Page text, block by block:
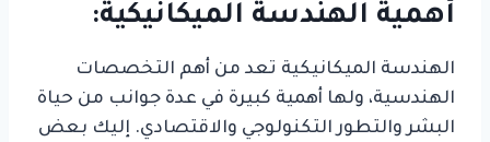
أهمية الهندسة الميكانيكية:
الهندسة الميكانيكية تعد من أهم التخصصات
الهندسية، ولها أهمية كبيرة في عدة جوانب من حياة
البشر والتطور التكنولوجي والاقتصادي. إليك بعض